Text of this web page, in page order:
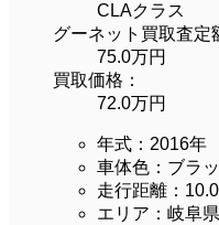
CLAクラス
グーネット買取査定
75.0万円
買取価格：
72.0万円
年式： 2016年
車体色： ブラ
走行距離：
エリア： 岐阜